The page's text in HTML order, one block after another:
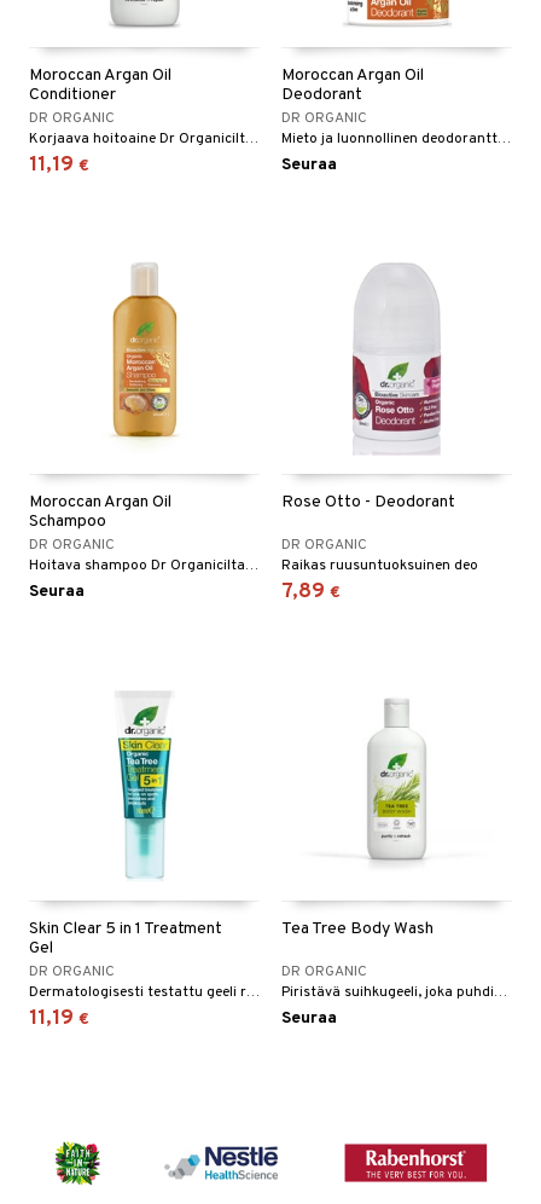
Moroccan Argan Oil
Conditioner
DR ORGANIC
Korjaava hoitoaine Dr Organicilta raviten ja antaen tuuheutta elottomille, kuiville ja ohuille hiuksille.
11,19 €
Moroccan Argan Oil
Deodorant
DR ORGANIC
Mieto ja luonnollinen deodorantti, joka antaa pitkäkestoista suojaa.
Seuraa
Moroccan Argan Oil
Schampoo
DR ORGANIC
Hoitava shampoo Dr Organicilta ohuille ja kuiville hiuksille.
Seuraa
Rose Otto - Deodorant
DR ORGANIC
Raikas ruusuntuoksuinen deo
7,89 €
Skin Clear 5 in 1 Treatment
Gel
DR ORGANIC
Dermatologisesti testattu geeli rasvaiselle ja ongelmaiholle. Auttaa poistamaan kuolleita ihosoluja, poistamaan ylimääräistä öljyä ja puhdistamaan syvältä.
11,19 €
Tea Tree Body Wash
DR ORGANIC
Piristävä suihkugeeli, joka puhdistaa tukkeutuneet huokoset ja poistaa lian ja ylimääräisen öljyn samalla kun se auttaa ihoa säilyttämään luonnollisen kosteustasapainonsa.
Seuraa